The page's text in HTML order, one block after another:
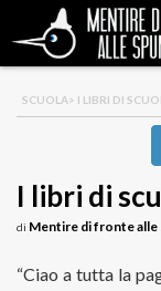
SCUOLA> I LIBRI DI
I libri di
di Mentire di fronte alle
“Ciao a tutta la